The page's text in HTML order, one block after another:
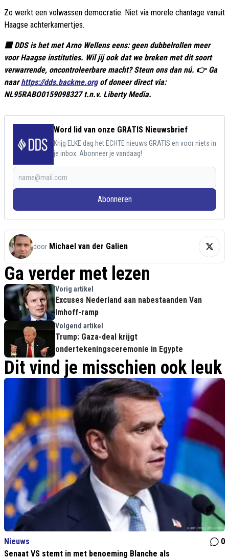
Zo werkt een volwassen democratie. Niet via morele chantage vanuit
Haagse achterkamertjes.
🟥 DDS is het met Arno Wellens eens: geen dubbelrollen meer
voor Haagse instituties. Wil jij ook dat we breken met dit soort
verwarrende, oncontroleerbare macht? Steun ons dan nú. 👉 Ga
naarhttps://dds.backme.orgof doneer direct via:
NL95RABO0159098327 t.n.v. Liberty Media.
Word lid van onze GRATIS Nieuwsbrief
Krijg ELKE dag het ECHTE nieuws GRATIS en voor niets in
je inbox. Abonneer je vandaag!
Abonneren
door Michael van der Galien
Ga verder met lezen
Vorig artikel
Excuses Nederland aan nabestaanden Van
Imhoff-ramp
Volgend artikel
Trump: Gaza-deal krijgt
ondertekeningsceremonie in Egypte
Dit vind je misschien ook leuk
Nieuws
0
Senaat VS stemt in met benoeming Blanche als